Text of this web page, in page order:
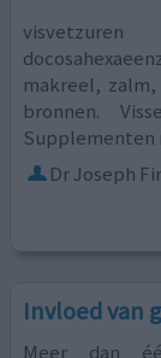
makreel,
bronnen.
Supplementen
Dr Joseph
Invloed van
Meer dan